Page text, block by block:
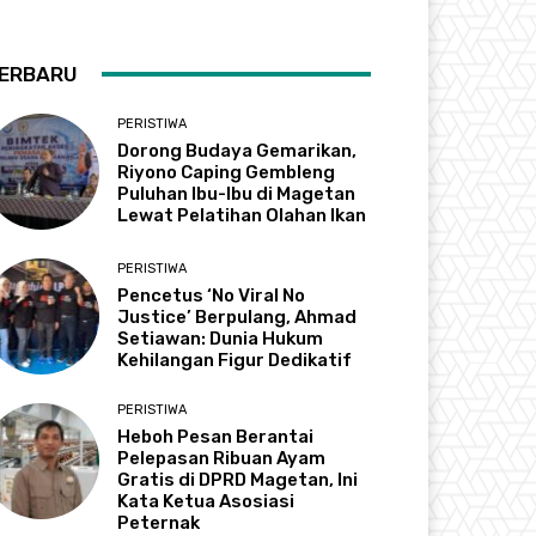
PERISTIWA
Dorong Budaya Gemarikan,
Riyono Caping Gembleng
Puluhan Ibu-Ibu di Magetan
Lewat Pelatihan Olahan Ikan
PERISTIWA
Pencetus ‘No Viral No
Justice’ Berpulang, Ahmad
Setiawan: Dunia Hukum
Kehilangan Figur Dedikatif
PERISTIWA
Heboh Pesan Berantai
Pelepasan Ribuan Ayam
Gratis di DPRD Magetan, Ini
Kata Ketua Asosiasi
Peternak